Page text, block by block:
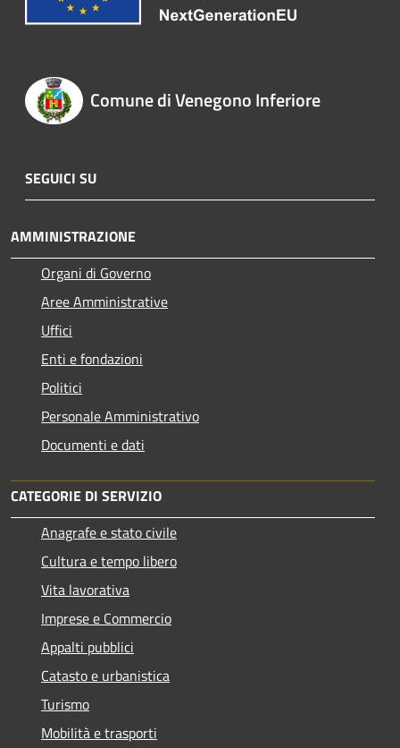
Comune di Venegono Inferiore
SEGUICI SU
AMMINISTRAZIONE
Organi di Governo
Aree Amministrative
Uffici
Enti e fondazioni
Politici
Personale Amministrativo
Documenti e dati
CATEGORIE DI SERVIZIO
Anagrafe e stato civile
Cultura e tempo libero
Vita lavorativa
Imprese e Commercio
Appalti pubblici
Catasto e urbanistica
Turismo
Mobilità e trasporti